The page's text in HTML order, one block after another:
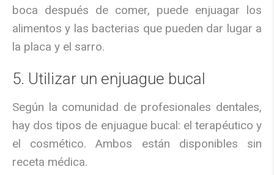
boca después de comer, puede enjuagar los
alimentos y las bacterias que pueden dar lugar a
la placa y el sarro.
5. Utilizar un enjuague bucal
Según la comunidad de profesionales dentales,
hay dos tipos de enjuague bucal: el terapéutico y
el cosmético. Ambos están disponibles sin
receta médica.